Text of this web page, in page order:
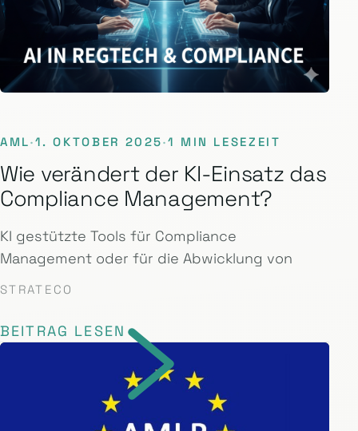
AML·1. OKTOBER 2025·1 MIN LESEZEIT
Wie verändert der KI-Einsatz das
Compliance Management?
KI gestützte Tools für Compliance
Management oder für die Abwicklung von
STRATECO
BEITRAG LESEN